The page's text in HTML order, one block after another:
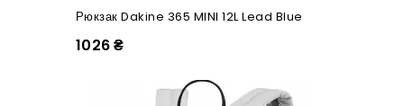
Рюкзак Dakine 365 MINI 12L Lead Blue
1026 ₴